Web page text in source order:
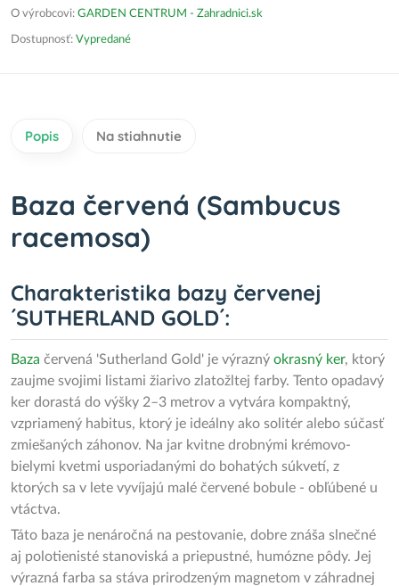
O výrobcovi: GARDEN CENTRUM - Zahradnici.sk
Dostupnosť: Vypredané
Popis Na stiahnutie
Baza červená (Sambucus
racemosa)
Charakteristika bazy červenej
´SUTHERLAND GOLD´:
Baza červená 'Sutherland Gold' je výrazný okrasný ker, ktorý
zaujme svojimi listami žiarivo zlatožltej farby. Tento opadavý
ker dorastá do výšky 2–3 metrov a vytvára kompaktný,
vzpriamený habitus, ktorý je ideálny ako solitér alebo súčasť
zmiešaných záhonov. Na jar kvitne drobnými krémovo-
bielymi kvetmi usporiadanými do bohatých súkvetí, z
ktorých sa v lete vyvíjajú malé červené bobule - obľúbené u
vtáctva.
Táto baza je nenáročná na pestovanie, dobre znáša slnečné
aj polotienisté stanoviská a priepustné, humózne pôdy. Jej
výrazná farba sa stáva prirodzeným magnetom v záhradnej